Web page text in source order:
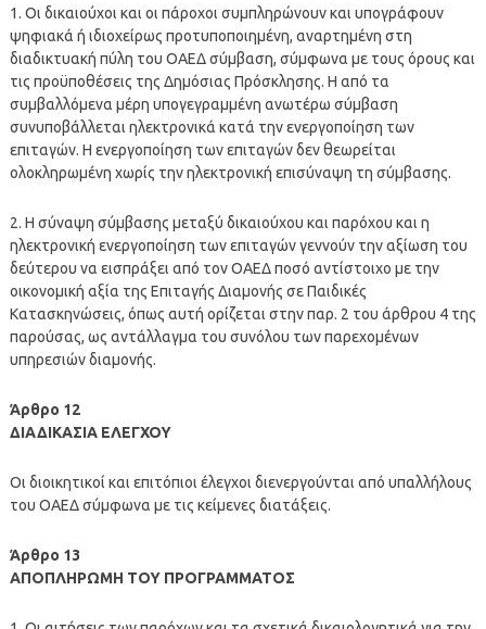
1. Οι δικαιούχοι και οι πάροχοι συμπληρώνουν και υπογράφουν
ψηφιακά ή ιδιοχείρως προτυποποιημένη, αναρτημένη στη
διαδικτυακή πύλη του ΟΑΕΔ σύμβαση, σύμφωνα με τους όρους και
τις προϋποθέσεις της Δημόσιας Πρόσκλησης. Η από τα
συμβαλλόμενα μέρη υπογεγραμμένη ανωτέρω σύμβαση
συνυποβάλλεται ηλεκτρονικά κατά την ενεργοποίηση των
επιταγών. Η ενεργοποίηση των επιταγών δεν θεωρείται
ολοκληρωμένη χωρίς την ηλεκτρονική επισύναψη τη σύμβασης.
2. Η σύναψη σύμβασης μεταξύ δικαιούχου και παρόχου και η
ηλεκτρονική ενεργοποίηση των επιταγών γεννούν την αξίωση του
δεύτερου να εισπράξει από τον ΟΑΕΔ ποσό αντίστοιχο με την
οικονομική αξία της Επιταγής Διαμονής σε Παιδικές
Κατασκηνώσεις, όπως αυτή ορίζεται στην παρ. 2 του άρθρου 4 της
παρούσας, ως αντάλλαγμα του συνόλου των παρεχομένων
υπηρεσιών διαμονής.
Άρθρο 12
ΔΙΑΔΙΚΑΣΙΑ ΕΛΕΓΧΟΥ
Οι διοικητικοί και επιτόπιοι έλεγχοι διενεργούνται από υπαλλήλους
του ΟΑΕΔ σύμφωνα με τις κείμενες διατάξεις.
Άρθρο 13
ΑΠΟΠΛΗΡΩΜΗ ΤΟΥ ΠΡΟΓΡΑΜΜΑΤΟΣ